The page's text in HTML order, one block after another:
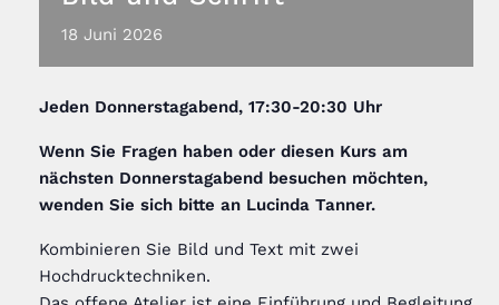
18 Juni 2026
Jeden Donnerstagabend, 17:30-20:30 Uhr
Wenn Sie Fragen haben oder diesen Kurs am
nächsten Donnerstagabend besuchen möchten,
wenden Sie sich bitte an Lucinda Tanner.
Kombinieren Sie Bild und Text mit zwei
Hochdrucktechniken.